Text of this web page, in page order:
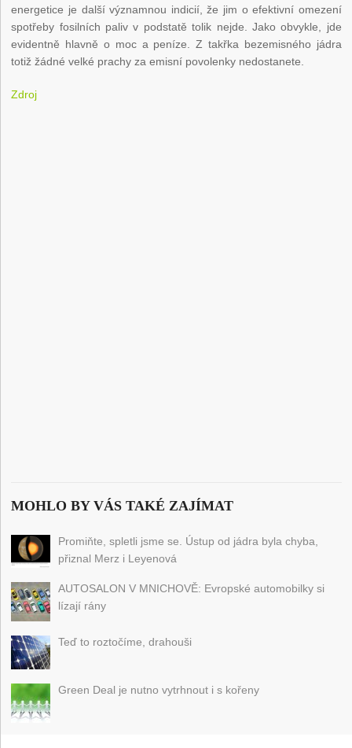
energetice je další významnou indicií, že jim o efektivní omezení
spotřeby fosilních paliv v podstatě tolik nejde. Jako obvykle, jde
evidentně hlavně o moc a peníze. Z takřka bezemisného jádra
totiž žádné velké prachy za emisní povolenky nedostanete.
Zdroj
MOHLO BY VÁS TAKÉ ZAJÍMAT
Promiňte, spletli jsme se. Ústup od jádra byla chyba,
přiznal Merz i Leyenová
AUTOSALON V MNICHOVĚ: Evropské automobilky si
lízají rány
Teď to roztočíme, drahouši
Green Deal je nutno vytrhnout i s kořeny